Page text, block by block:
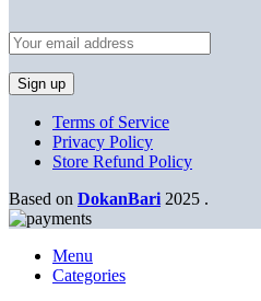
Terms of Service
Privacy Policy
Store Refund Policy
Based on DokanBari 2025 .
Menu
Categories